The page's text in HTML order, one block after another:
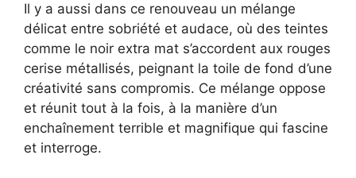
Il y a aussi dans ce renouveau un mélange
délicat entre sobriété et audace, où des teintes
comme le noir extra mat s’accordent aux rouges
cerise métallisés, peignant la toile de fond d’une
créativité sans compromis. Ce mélange oppose
et réunit tout à la fois, à la manière d’un
enchaînement terrible et magnifique qui fascine
et interroge.